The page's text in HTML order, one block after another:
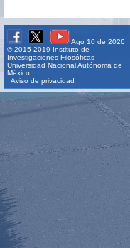
Ago 10 de 2026
© 2015-2019 Instituto de
Investigaciones Filosóficas -
Universidad Nacional Autónoma de
México
Aviso de privacidad